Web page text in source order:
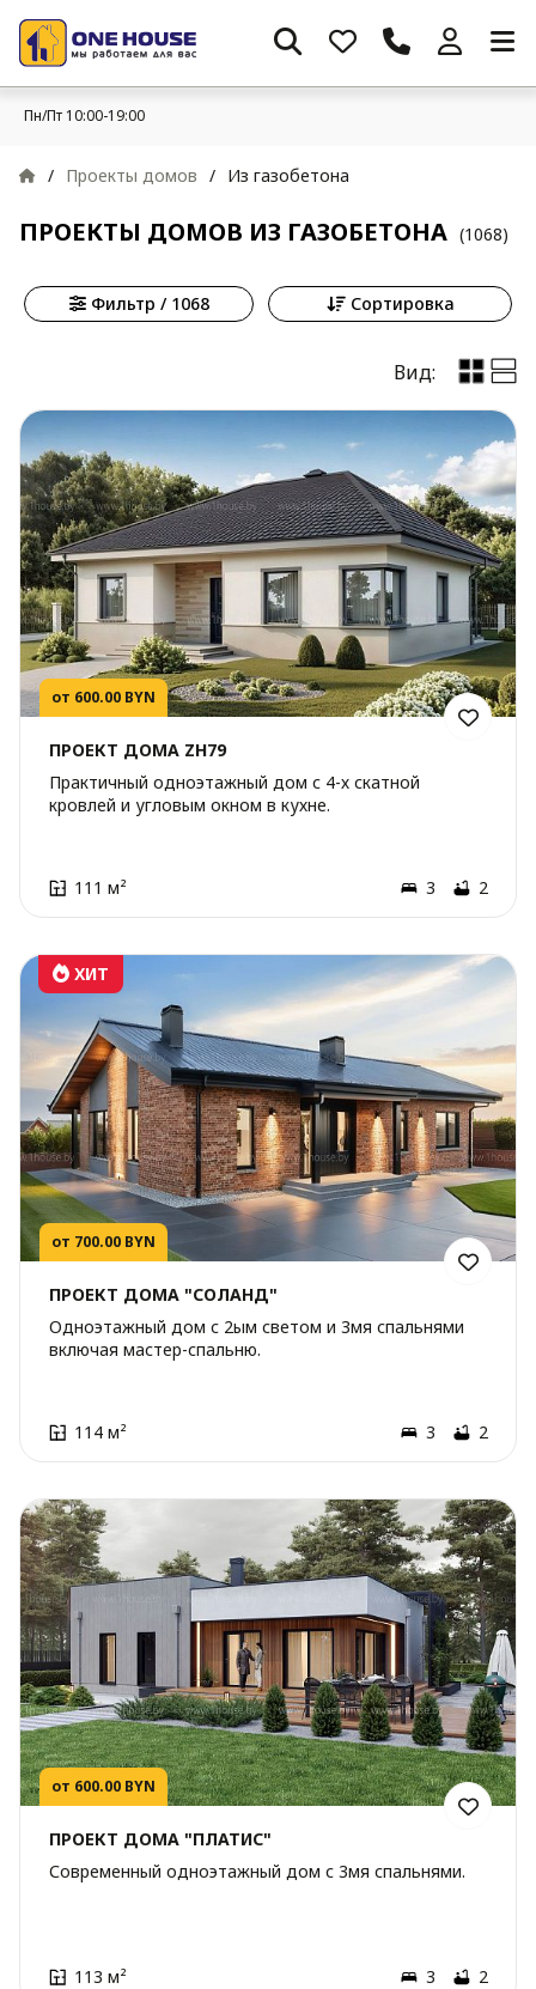
Пн/Пт 10:00-19:00
/ Проекты домов / Из газобетона
ПРОЕКТЫ ДОМОВ ИЗ ГАЗОБЕТОНА (1068)
Фильтр / 1068 Сортировка
Вид:
от 600.00 BYN
ПРОЕКТ ДОМА ZH79
Практичный одноэтажный дом с 4-х скатной
кровлей и угловым окном в кухне.
111 м² 3 2
от 700.00 BYN
ХИТ
ПРОЕКТ ДОМА "СОЛАНД"
Одноэтажный дом с 2ым светом и 3мя спальнями
включая мастер-спальню.
114 м² 3 2
от 600.00 BYN
ПРОЕКТ ДОМА "ПЛАТИС"
Современный одноэтажный дом с 3мя спальнями.
113 м² 3 2